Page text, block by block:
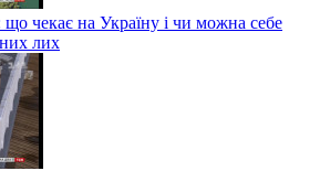
що чекає на Україну і чи можна себе
лих